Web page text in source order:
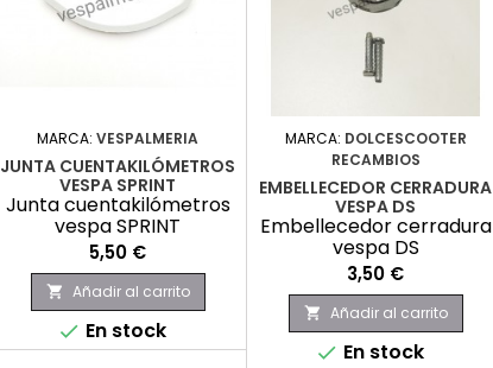
MARCA: VESPALMERIA
JUNTA CUENTAKILÓMETROS
VESPA SPRINT
Junta cuentakilómetros
vespa SPRINT
Precio
5,50 €
 Añadir al carrito
 En stock
MARCA: DOLCESCOOTER
RECAMBIOS
EMBELLECEDOR CERRADURA
VESPA DS
Embellecedor cerradura
vespa DS
Precio
3,50 €
 Añadir al carrito
 En stock